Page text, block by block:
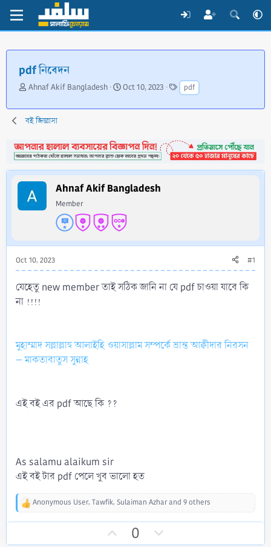
pdf নিবেদন
T
r
e
d
s
r
t
e
Ahnaf Akif Bangladesh
S
a
d
a
Oct 10, 2023
T
a
g
pdf
বই জিজ্ঞাসা
Ahnaf Akif Bangladesh
Member
Oct 10, 2023 #1
যেহেতু new member তাই সঠিক জানি না যে pdf চাওয়া যাবে কি
না !!!!
মুহাম্মাদ সল্লাল্লাহু আলাইহি ওয়াসাল্লাম সম্পর্কে ভ্রান্ত আক্বীদার নিরসন
– মাকতাবাতুস সুন্নাহ
এই বই এর pdf আছে কি ??
As salamu alaikum sir
এই বই টার pdf পেলে খুব ভালো হত
R
Anonymous User, Tawfik, Sulaiman Azharand 9 others
0